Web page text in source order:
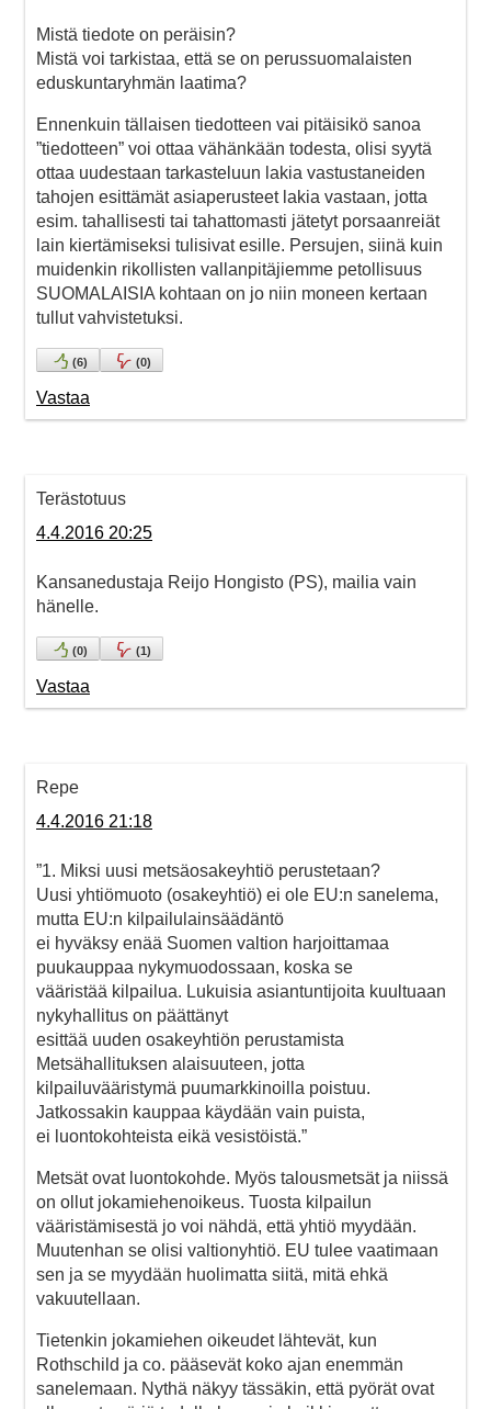
Mistä tiedote on peräisin?
Mistä voi tarkistaa, että se on perussuomalaisten
eduskuntaryhmän laatima?
Ennenkuin tällaisen tiedotteen vai pitäisikö sanoa
”tiedotteen” voi ottaa vähänkään todesta, olisi syytä
ottaa uudestaan tarkasteluun lakia vastustaneiden
tahojen esittämät asiaperusteet lakia vastaan, jotta
esim. tahallisesti tai tahattomasti jätetyt porsaanreiät
lain kiertämiseksi tulisivat esille. Persujen, siinä kuin
muidenkin rikollisten vallanpitäjiemme petollisuus
SUOMALAISIA kohtaan on jo niin moneen kertaan
tullut vahvistetuksi.
(6) (0)
Vastaa
Terästotuus
4.4.2016 20:25
Kansanedustaja Reijo Hongisto (PS), mailia vain
hänelle.
(0) (1)
Vastaa
Repe
4.4.2016 21:18
”1. Miksi uusi metsäosakeyhtiö perustetaan?
Uusi yhtiömuoto (osakeyhtiö) ei ole EU:n sanelema,
mutta EU:n kilpailulainsäädäntö
ei hyväksy enää Suomen valtion harjoittamaa
puukauppaa nykymuodossaan, koska se
vääristää kilpailua. Lukuisia asiantuntijoita kuultuaan
nykyhallitus on päättänyt
esittää uuden osakeyhtiön perustamista
Metsähallituksen alaisuuteen, jotta
kilpailuvääristymä puumarkkinoilla poistuu.
Jatkossakin kauppaa käydään vain puista,
ei luontokohteista eikä vesistöistä.”
Metsät ovat luontokohde. Myös talousmetsät ja niissä
on ollut jokamiehenoikeus. Tuosta kilpailun
vääristämisestä jo voi nähdä, että yhtiö myydään.
Muutenhan se olisi valtionyhtiö. EU tulee vaatimaan
sen ja se myydään huolimatta siitä, mitä ehkä
vakuutellaan.
Tietenkin jokamiehen oikeudet lähtevät, kun
Rothschild ja co. pääsevät koko ajan enemmän
sanelemaan. Nythä näkyy tässäkin, että pyörät ovat